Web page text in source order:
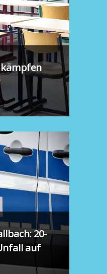
kämpfen
20-
auf